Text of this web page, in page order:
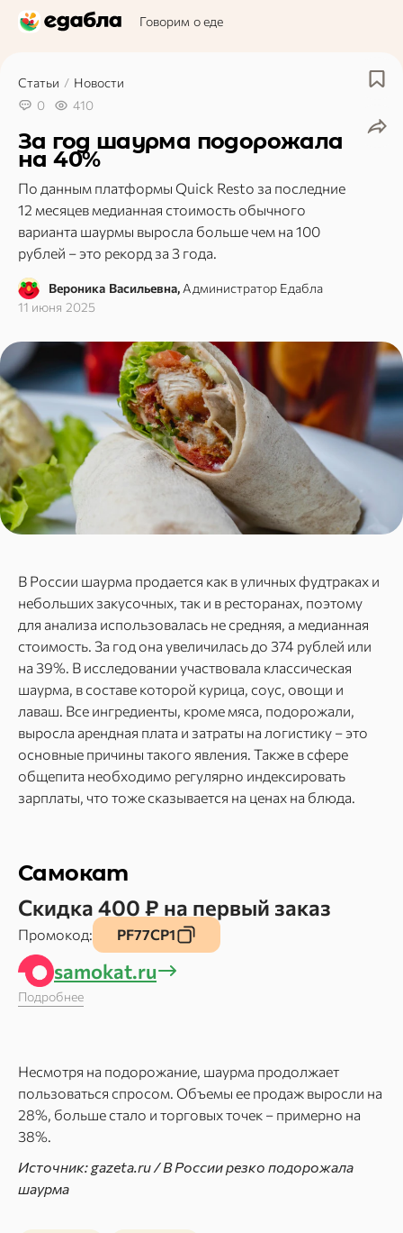
Говорим о еде
Статьи / Новости
0
410
За год шаурма подорожала
на 40%
По данным платформы Quick Resto за последние
12 месяцев медианная стоимость обычного
варианта шаурмы выросла больше чем на 100
рублей – это рекорд за 3 года.
Вероника Васильевна, Администратор Едабла
11 июня 2025
В России шаурма продается как в уличных фудтраках и
небольших закусочных, так и в ресторанах, поэтому
для анализа использовалась не средняя, а медианная
стоимость. За год она увеличилась до 374 рублей или
на 39%. В исследовании участвовала классическая
шаурма, в составе которой курица, соус, овощи и
лаваш. Все ингредиенты, кроме мяса, подорожали,
выросла арендная плата и затраты на логистику – это
основные причины такого явления. Также в сфере
общепита необходимо регулярно индексировать
зарплаты, что тоже сказывается на ценах на блюда.
Самокат
Скидка 400 ₽ на первый заказ
Промокод: PF77CP1
samokat.ru
Подробнее
Несмотря на подорожание, шаурма продолжает
пользоваться спросом. Объемы ее продаж выросли на
28%, больше стало и торговых точек – примерно на
38%.
Источник: gazeta.ru / В России резко подорожала
шаурма